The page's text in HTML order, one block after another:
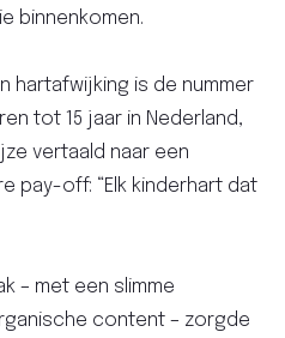
binnenkomen.
hartafwijking is de nummer
tot 15 jaar in Nederland,
vertaald naar een
pay-off: “Elk kinderhart dat
– met een slimme
content – zorgde